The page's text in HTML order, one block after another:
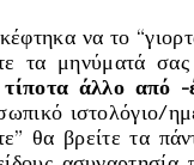
να το
τα μηνύματά
τίποτα άλλο
ιστολόγιο/
θα βρείτε τα